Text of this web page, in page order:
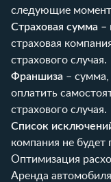
следующие
Страховая сумма –
страховая
страхового случая.
Франшиза –
оплатить
страхового случая.
Список
компания не будет
Оптимизация
Аренда